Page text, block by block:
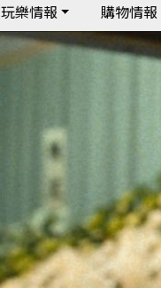
玩樂情報 購物情報